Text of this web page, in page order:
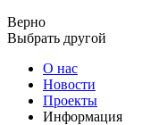
Верно
Выбрать другой
О нас
Новости
Проекты
Информация